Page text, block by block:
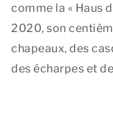
comme la « Haus
2020, son
chapeaux, des
des écharpes et